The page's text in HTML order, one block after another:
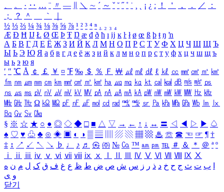
、
。 · ‥ … ¨ 〃 ― ＼ ∼ ´ ～ ˇ ˘ ˝ ˚ ˙ ¸ ¡ ¿ ː ！ ＇ ， ． ／
：
；
？ ＾ ｀
½ ⅓ ⅔ ¼ ¾ ⅛ ⅜ ⅝ ⅞ ¹ ² ³ ⁴ ⁿ ₁ ₂ ₃ ₄
Æ Ð Ħ Ĳ Ł Ø Œ Þ Ŧ Ŋ æ đ ð ħ ı ĳ ĸ ŀ ł ø œ ß þ ŧ ŋ ŉ
А Б В Г Д Е Ё Ж З И Й К Л М Н О П Р С Т У Ф Х Ц Ч Ш Щ Ъ
Ы Ь Э Ю Я а б в г д е ё ж з и й к л м н о п р с т у ф х ц ч ш щ ъ
ы ь э ю я
′ ″ ℃ Å ￠ ￡ ￥ ¤ ℉ ‰ ＄ ％ Ｆ ￦ ㎕ ㎖ ㎗ ℓ ㎘ ㏄ ㎣ ㎤ ㎥ ㎦
㎙ ㎚ ㎛ ㎜ ㎝ ㎞ ㎟ ㎠ ㎡ ㎢ ㏊ ㎍ ㎎ ㎏ ㏏ ㎈ ㎉ ㏈ ㎧ ㎨ ㎰
㎱ ㎲ ㎳ ㎴ ㎵ ㎶ ㎷ ㎸ ㎹ ㎀ ㎁ ㎂ ㎃ ㎄ ㎺ ㎻ ㎽ ㎾ ㎿ ㎐ ㎑
㎒ ㎓ ㎔ Ω ㏀ ㏁ ㎊ ㎋ ㎌ ㏖ ㏅ ㎭ ㎮ ㎯ ㏛ ㎩ ㎪ ㎫ ㎬ ㏝ ㏐
㏓
㏃ ㏉ ㏜ ㏆
§ ※ ☆ ★ ○ ● ◎ ◇ ◆ □ ■ △ ▽ → ← ↑ ↓ ↔ 〓 ◁ ◀ ▷ ▶ ♤
♠ ♡ ♥ ♧ ♣ ⊙ ◈ ▣ ◐ ◑ ▒ ▤ ▨ ▧ ▦ ▩ ♨ ☏ ☎ ☜ ☞ ¶ †
‡ ↕ ↗ ↙ ↖ ↘ ♭ ♩ ♪ ♬ ㉿ ㈜ № ㏇ ™ ㏂ ㏘ ℡ ＃ ＆ ＊ ＠ ª º
ⅰ
ⅱ ⅲ ⅳ ⅴ ⅵ ⅶ ⅷ ⅸ ⅹ Ⅳ Ⅴ Ⅵ Ⅶ Ⅷ Ⅸ Ⅹ
ب ت ث ج ح خ د ذ ر ز س ش ص ض ط ظ ع غ ف ق ک ل م ن ه
و ی
닫기